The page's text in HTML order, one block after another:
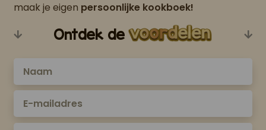
maak je eigen persoonlijke kookboek!
Ontdek de